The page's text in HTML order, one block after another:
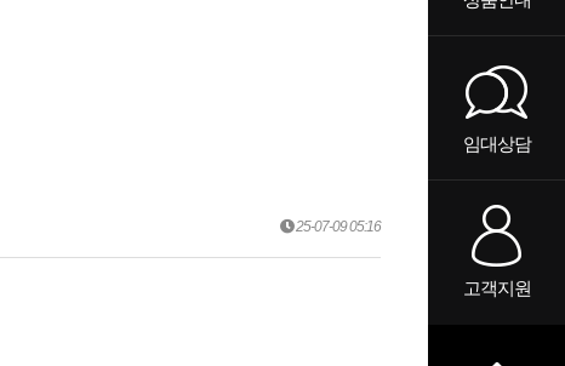
임대상담
고객지원
25-07-09 05:16